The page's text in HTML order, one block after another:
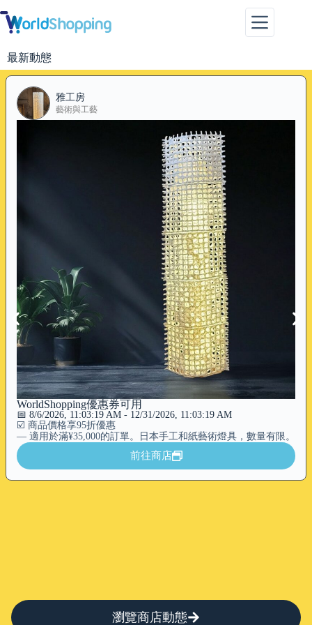
最新動態
雅工房
藝術與工藝
WorldShopping優惠券可用
📅 8/6/2026, 11:03:19 AM - 12/31/2026, 11:03:19 AM
☑️ 商品價格享95折優惠
― 適用於滿¥35,000的訂單。日本手工和紙藝術燈具，數量有限。
前往商店
瀏覽商店動態